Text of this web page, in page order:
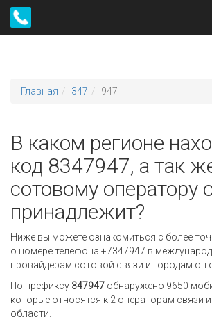
Главная 347 947
В каком регионе
код 8347947, а так
сотовому оператору
принадлежит?
Ниже вы можете ознакомиться с более
о номере телефона +7347947 в
провайдерам сотовой связи и городам он
По префиксу 347947 обнаружено 9650
которые относятся к 2 операторам связи и
области.